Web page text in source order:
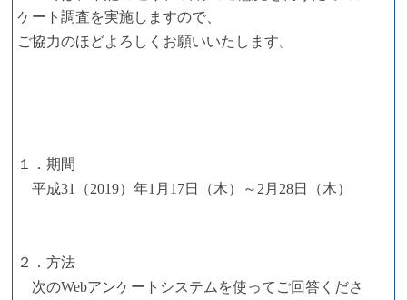
ケート調査を実施しますので、
ご協力のほどよろしくお願いいたします。
１．期間
平成31（2019）年1月17日（木）～2月28日（木）
２．方法
次のWebアンケートシステムを使ってご回答くださ